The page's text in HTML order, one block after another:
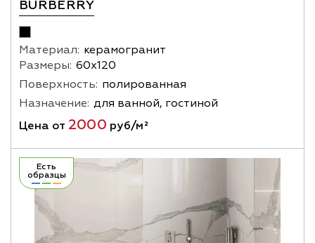
BURBERRY
Материал: керамогранит
Размеры: 60х120
Поверхность: полированная
Назначение: для ванной, гостиной
Цена от 2000 руб/м²
Есть
образцы